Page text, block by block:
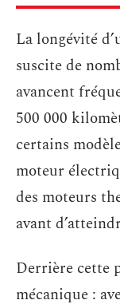
La longévité
suscite de
avancent
500 000
certains
moteur
des moteurs
avant
Derrière cette
mécanique :